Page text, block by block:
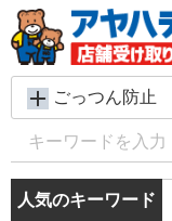
ごっつん防止
人気のキーワード